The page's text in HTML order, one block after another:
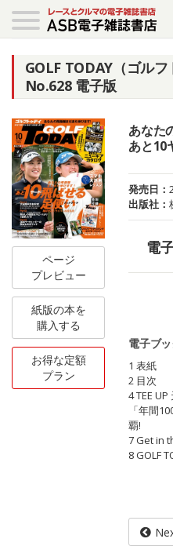
GOLF TODAY（ゴル
No.628 電子版
ページ
プレビュー
紙版の本を
購入する
お得な定額
プラン
あなた
あと10
発売日：
出版社：
電
電子ブ
1 表紙
2 目次
4 TEE
「年間
覇!
7 Get in
8 GOLF